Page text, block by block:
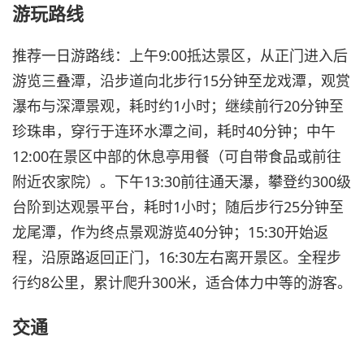
游玩路线
推荐一日游路线：上午9:00抵达景区，从正门进入后
游览三叠潭，沿步道向北步行15分钟至龙戏潭，观赏
瀑布与深潭景观，耗时约1小时；继续前行20分钟至
珍珠串，穿行于连环水潭之间，耗时40分钟；中午
12:00在景区中部的休息亭用餐（可自带食品或前往
附近农家院）。下午13:30前往通天瀑，攀登约300级
台阶到达观景平台，耗时1小时；随后步行25分钟至
龙尾潭，作为终点景观游览40分钟；15:30开始返
程，沿原路返回正门，16:30左右离开景区。全程步
行约8公里，累计爬升300米，适合体力中等的游客。
交通